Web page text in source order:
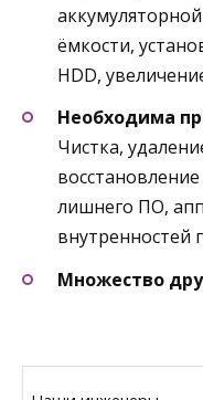
ёмкости,
HDD,
Необходима
Чистка,
лишнего ПО,
внутренностей
Множество